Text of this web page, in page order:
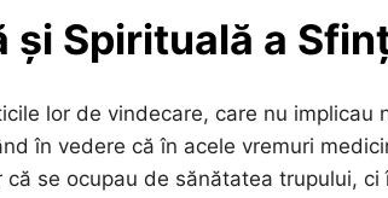
Spirituală a
lor de vindecare, care nu implicau
în vedere că în acele vremuri
se ocupau de sănătatea trupului, ci